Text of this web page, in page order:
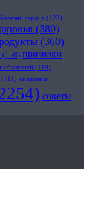
болезни сердца (123)
(380)
(360)
(158) признаки
болезней (119)
(111) снижение
советы